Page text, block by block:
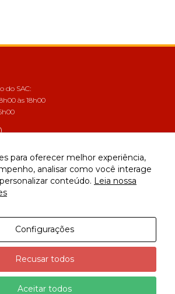
do SAC:
às 18h00
para oferecer melhor experiência,
analisar como você interage
conteúdo. Leia nossa
Configurações
Recusar todos
Aceitar todos